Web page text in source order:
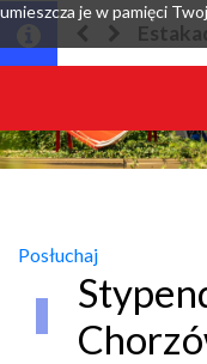
w organizacji ruchu
Posłuchaj
umieszcza je w pamięci